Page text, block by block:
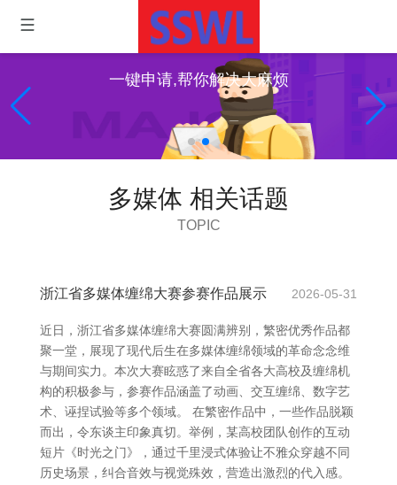
一键申请,帮你解决大麻烦
多媒体 相关话题
TOPIC
浙江省多媒体缠绵大赛参赛作品展示 2026-05-31
近日，浙江省多媒体缠绵大赛圆满辨别，繁密优秀作品都
聚一堂，展现了现代后生在多媒体缠绵领域的革命念念维
与期间实力。本次大赛眩惑了来自全省各大高校及缠绵机
构的积极参与，参赛作品涵盖了动画、交互缠绵、数字艺
术、诬捏试验等多个领域。 在繁密作品中，一些作品脱颖
而出，令东谈主印象真切。举例，某高校团队创作的互动
短片《时光之门》，通过千里浸式体验让不雅众穿越不同
历史场景，纠合音效与视觉殊效，营造出激烈的代入感。